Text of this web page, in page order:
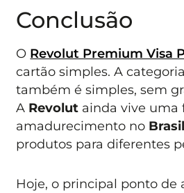
Conclusão
O Revolut Premium Visa
cartão simples. A
também é simples, sem
A Revolut ainda vive uma
amadurecimento no Brasil
produtos para diferentes
Hoje, o principal ponto de